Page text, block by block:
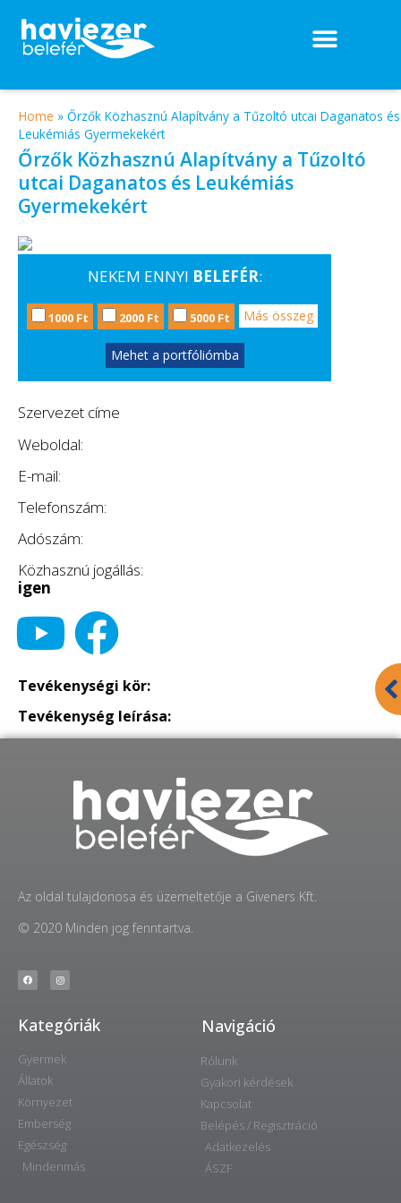
Home » Őrzők Közhasznú Alapítvány a Tűzoltó utcai Daganatos és
Leukémiás Gyermekekért
Őrzők Közhasznú Alapítvány a Tűzoltó
utcai Daganatos és Leukémiás
Gyermekekért
NEKEM ENNYI BELEFÉR:
1000 Ft 2000 Ft 5000 Ft Más összeg
Mehet a portfóliómba
Szervezet címe
Weboldal:
E-mail:
Telefonszám:
Adószám:
Közhasznú jogállás:
igen
Tevékenységi kör:
Tevékenység leírása:
Az oldal tulajdonosa és üzemeltetője a Giveners Kft.
© 2020 Minden jog fenntartva.
Kategóriák
Gyermek
Állatok
Környezet
Emberség
Egészség
Mindenmás
Navigáció
Rólunk
Gyakori kérdések
Kapcsolat
Belépés / Regisztráció
Adatkezelés
ÁSZF